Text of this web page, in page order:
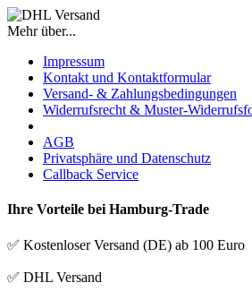
Mehr über...
Impressum
Kontakt und Kontaktformular
Versand- & Zahlungsbedingungen
Widerrufsrecht & Muster-
AGB
Privatsphäre und Datenschutz
Callback Service
Ihre Vorteile bei Hamburg-Trade
✅ Kostenloser Versand (DE) ab 100 Euro
✅ DHL Versand